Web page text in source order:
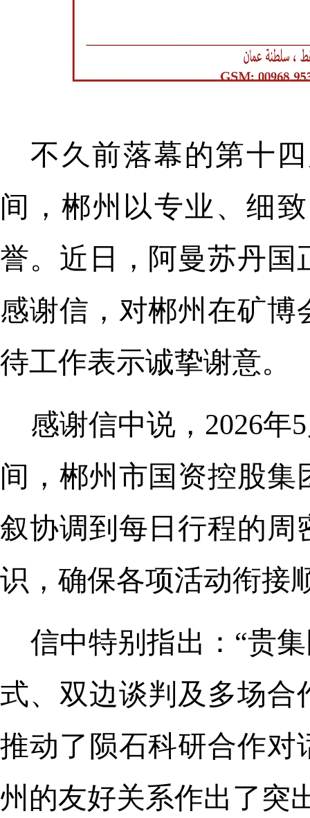
不久前落幕的第十
间，郴州以专业、细
誉。近日，阿曼苏丹
感谢信，对郴州在矿
待工作表示诚挚谢意。
感谢信中说，2026年
间，郴州市国资控股
叙协调到每日行程的周
识，确保各项活动衔接
信中特别指出：“贵
式、双边谈判及多场
推动了陨石科研合作对
州的友好关系作出了突